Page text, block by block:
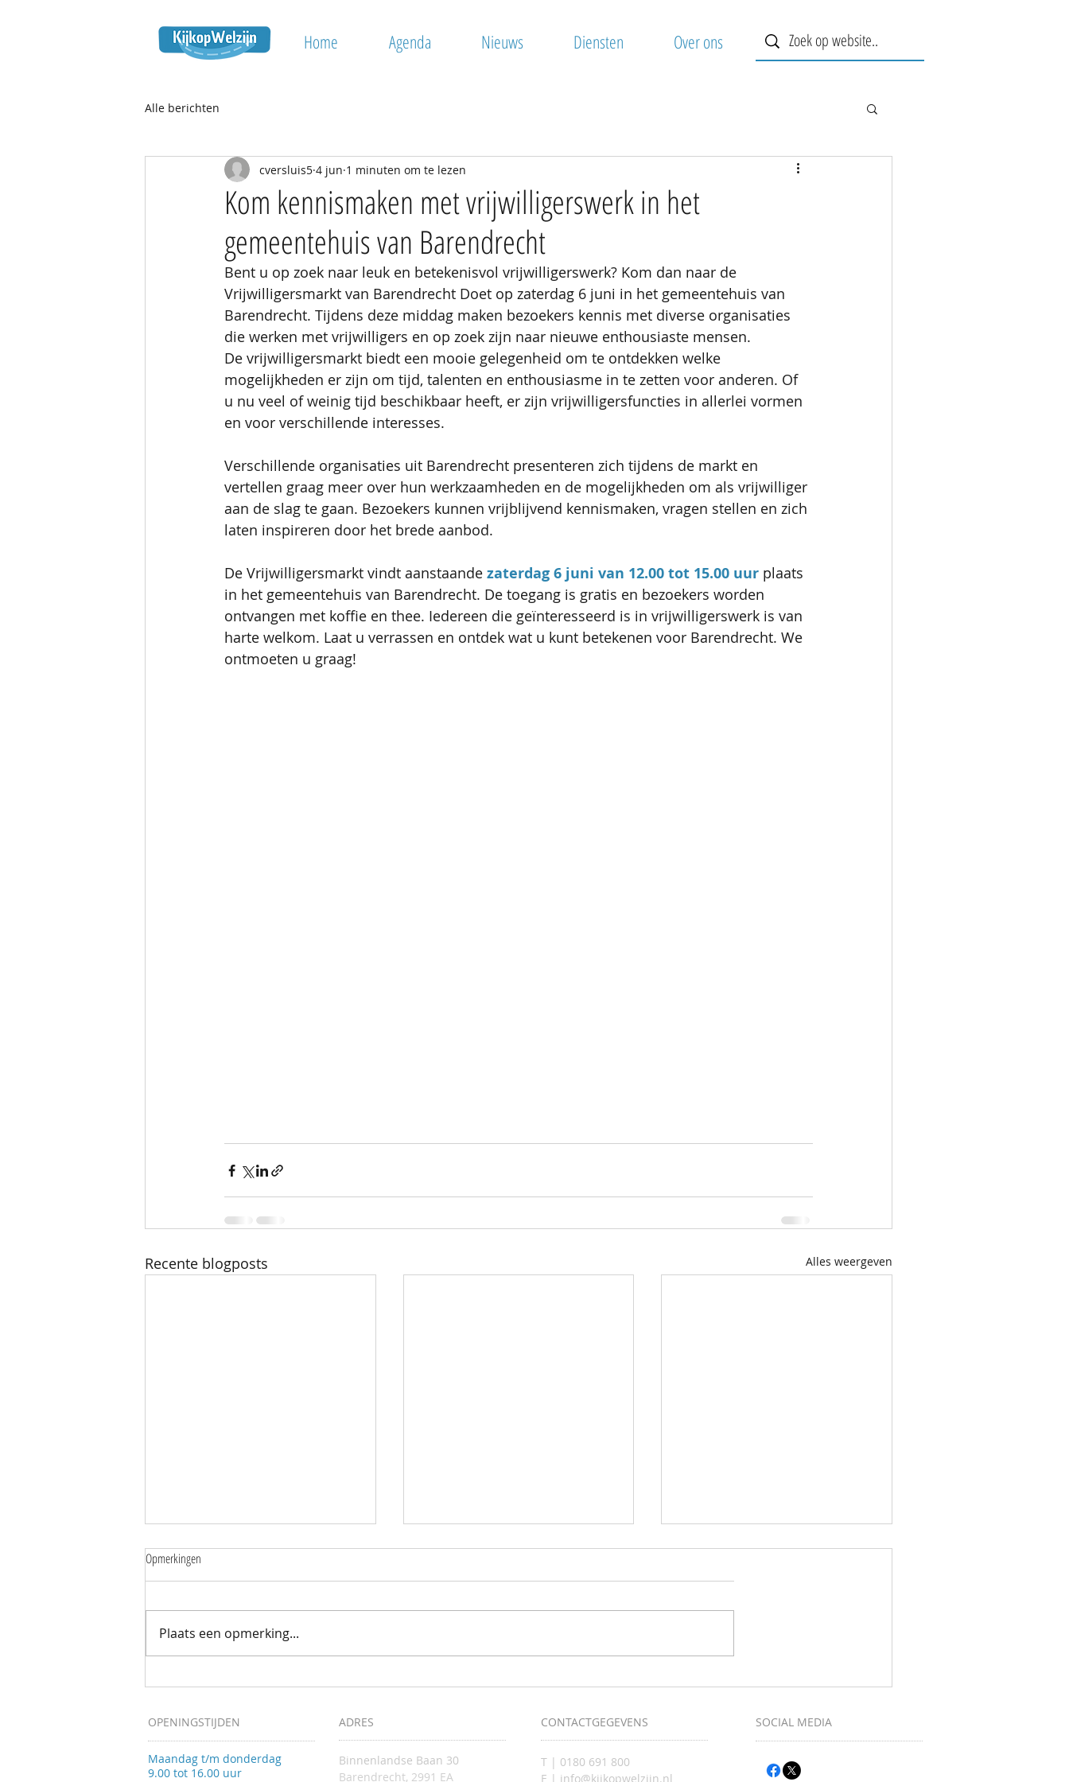
Home Agenda Nieuws Diensten Over ons
Alle berichten
Kom kennismaken met vrijwilligerswerk in het
gemeentehuis van Barendrecht
cversluis5 4 jun 1 minuten om te lezen
Bent u op zoek naar leuk en betekenisvol vrijwilligerswerk? Kom dan naar de
Vrijwilligersmarkt van Barendrecht Doet op zaterdag 6 juni in het gemeentehuis van
Barendrecht. Tijdens deze middag maken bezoekers kennis met diverse organisaties
die werken met vrijwilligers en op zoek zijn naar nieuwe enthousiaste mensen.
De vrijwilligersmarkt biedt een mooie gelegenheid om te ontdekken welke
mogelijkheden er zijn om tijd, talenten en enthousiasme in te zetten voor anderen. Of
u nu veel of weinig tijd beschikbaar heeft, er zijn vrijwilligersfuncties in allerlei vormen
en voor verschillende interesses.
Verschillende organisaties uit Barendrecht presenteren zich tijdens de markt en
vertellen graag meer over hun werkzaamheden en de mogelijkheden om als vrijwilliger
aan de slag te gaan. Bezoekers kunnen vrijblijvend kennismaken, vragen stellen en zich
laten inspireren door het brede aanbod.
De Vrijwilligersmarkt vindt aanstaande zaterdag 6 juni van 12.00 tot 15.00 uur plaats
in het gemeentehuis van Barendrecht. De toegang is gratis en bezoekers worden
ontvangen met koffie en thee. Iedereen die geïnteresseerd is in vrijwilligerswerk is van
harte welkom. Laat u verrassen en ontdek wat u kunt betekenen voor Barendrecht. We
ontmoeten u graag!
Recente blogposts Alles weergeven
Opmerkingen
Plaats een opmerking...
OPENINGSTIJDEN
Maandag t/m donderdag
9.00 tot 16.00 uur
ADRES
Binnenlandse Baan 30
Barendrecht, 2991 EA
CONTACTGEGEVENS
T | 0180 691 800
E | info@kijkopwelzijn.nl
SOCIAL MEDIA